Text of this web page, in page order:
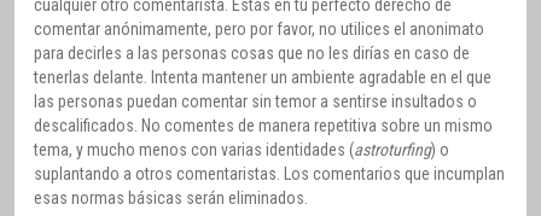
cualquier otro comentarista. Estás en tu perfecto derecho de
comentar anónimamente, pero por favor, no utilices el anonimato
para decirles a las personas cosas que no les dirías en caso de
tenerlas delante. Intenta mantener un ambiente agradable en el que
las personas puedan comentar sin temor a sentirse insultados o
descalificados. No comentes de manera repetitiva sobre un mismo
tema, y mucho menos con varias identidades (astroturfing) o
suplantando a otros comentaristas. Los comentarios que incumplan
esas normas básicas serán eliminados.